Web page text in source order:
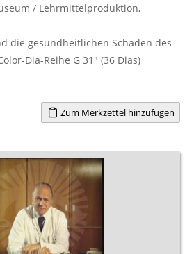
/ Lehrmittelproduktion,
die gesundheitlichen Schäden des
Dia-Reihe G 31" (36 Dias)
Zum Merkzettel hinzufügen